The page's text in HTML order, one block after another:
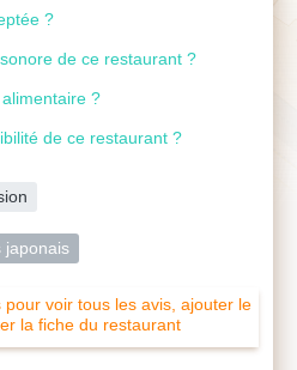
?
de ce restaurant ?
?
de ce restaurant ?
japonais
pour voir tous les avis, ajouter le
la fiche du restaurant